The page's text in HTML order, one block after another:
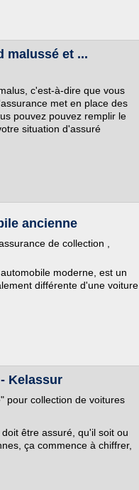
malussé et ...
c'est-à-dire que vous
met en place des
pouvez pouvez remplir le
situation d'assuré
ancienne
de collection ,
moderne, est un
différente d'une voiture
Kelassur
pour collection de voitures
être assuré, qu'il soit ou
ça commence à chiffrer,